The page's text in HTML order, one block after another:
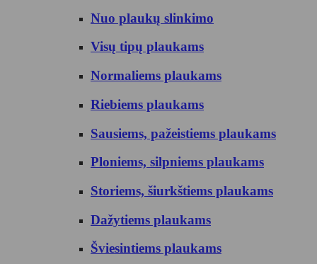
Nuo plaukų slinkimo
Visų tipų plaukams
Normaliems plaukams
Riebiems plaukams
Sausiems, pažeistiems plaukams
Ploniems, silpniems plaukams
Storiems, šiurkštiems plaukams
Dažytiems plaukams
Šviesintiems plaukams